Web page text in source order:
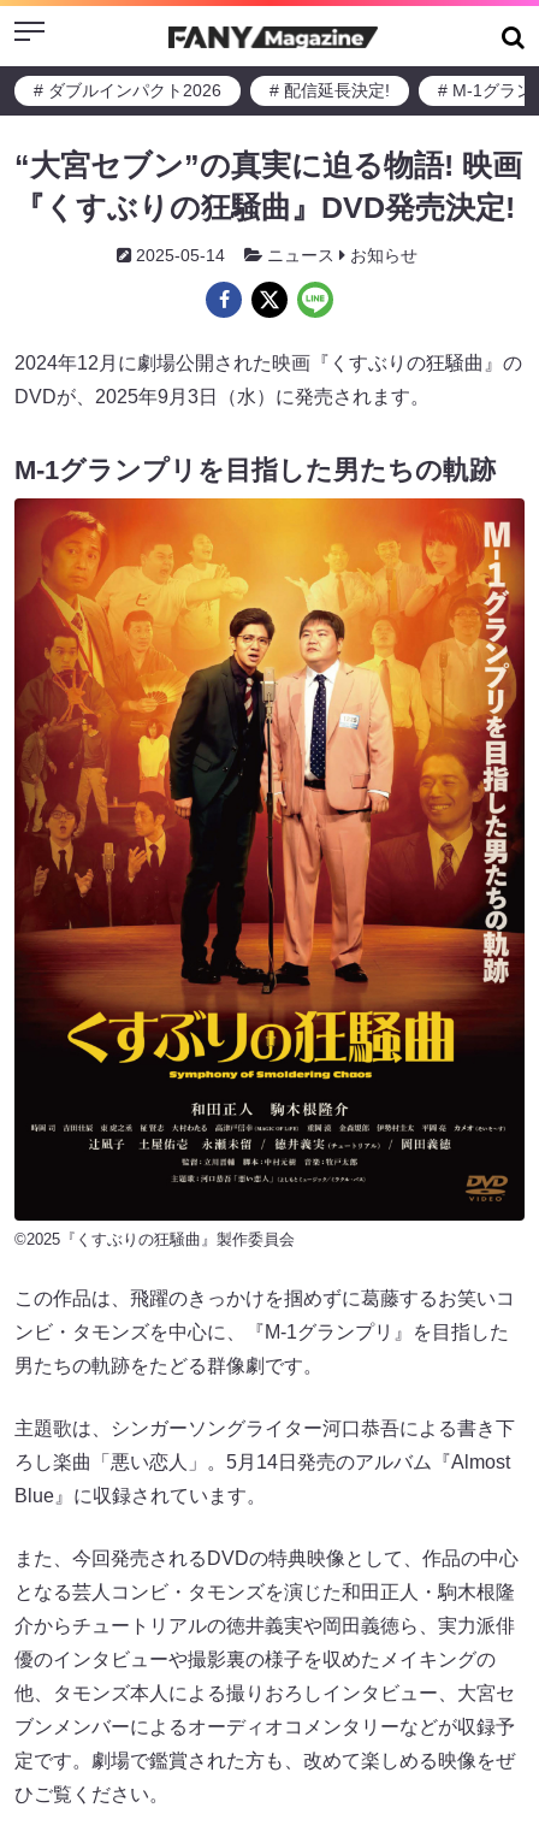
Menu
# ダブルインパクト2026 # 配信延長決定! # M-1グラン
“大宮セブン”の真実に迫る物語! 映画
『くすぶりの狂騒曲』DVD発売決定!
2025-05-14 ニュース お知らせ
2024年12月に劇場公開された映画『くすぶりの狂騒曲』の
DVDが、2025年9月3日（水）に発売されます。
М-1グランプリを目指した男たちの軌跡
©2025『くすぶりの狂騒曲』製作委員会
この作品は、飛躍のきっかけを掴めずに葛藤するお笑いコ
ンビ・タモンズを中心に、『M-1グランプリ』を目指した
男たちの軌跡をたどる群像劇です。
主題歌は、シンガーソングライター河口恭吾による書き下
ろし楽曲「悪い恋人」。5月14日発売のアルバム『Almost
Blue』に収録されています。
また、今回発売されるDVDの特典映像として、作品の中心
となる芸人コンビ・タモンズを演じた和田正人・駒木根隆
介からチュートリアルの徳井義実や岡田義徳ら、実力派俳
優のインタビューや撮影裏の様子を収めたメイキングの
他、タモンズ本人による撮りおろしインタビュー、大宮セ
ブンメンバーによるオーディオコメンタリーなどが収録予
定です。劇場で鑑賞された方も、改めて楽しめる映像をぜ
ひご覧ください。